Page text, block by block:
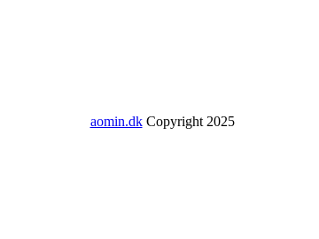
aomin.dkCopyright 2025